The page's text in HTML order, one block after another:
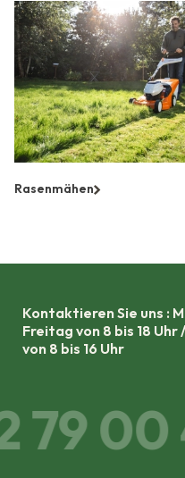
Rasenmähen
Kontaktieren Sie uns :
Freitag von 8 bis 18 Uhr
von 8 bis 16 Uhr
79 00